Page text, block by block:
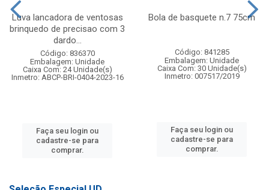
Luva lancadora de ventosas
brinquedo de precisao com 3
dardo...
Código: 836370
Embalagem: Unidade
Caixa Com: 24 Unidade(s)
Inmetro: ABCP-BRI-0404-2023-16
Faça seu login ou
cadastre-se para
comprar.
Bola de basquete n.7 75cm
Código: 841285
Embalagem: Unidade
Caixa Com: 30 Unidade(s)
Inmetro: 007517/2019
Faça seu login ou
cadastre-se para
comprar.